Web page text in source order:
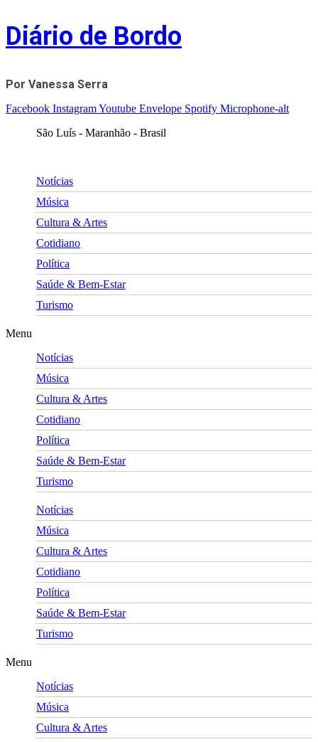
Skip
to
content
Diário de Bordo
Por Vanessa Serra
Facebook InstagramYoutube Envelope Spotify Microphone-alt
São Luís - Maranhão - Brasil
Notícias
Música
Cultura & Artes
Cotidiano
Política
Saúde & Bem-Estar
Turismo
Menu
Notícias
Música
Cultura & Artes
Cotidiano
Política
Saúde & Bem-Estar
Turismo
Notícias
Música
Cultura & Artes
Cotidiano
Política
Saúde & Bem-Estar
Turismo
Menu
Notícias
Música
Cultura & Artes